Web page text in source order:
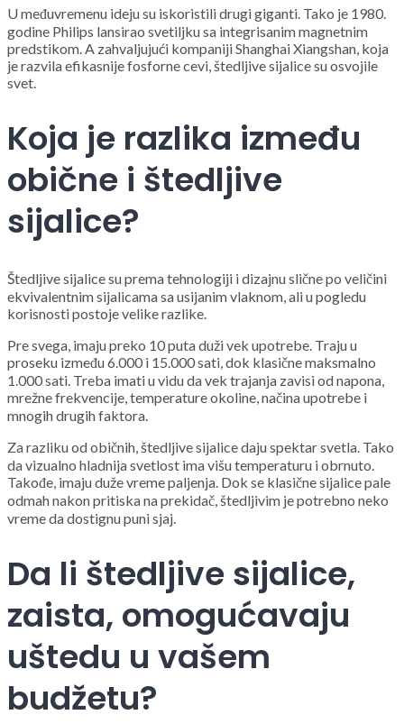
U međuvremenu ideju su iskoristili drugi giganti. Tako je 1980.
godine Philips lansirao svetiljku sa integrisanim magnetnim
predstikom. A zahvaljujući kompaniji Shanghai Xiangshan, koja
je razvila efikasnije fosforne cevi, štedljive sijalice su osvojile
svet.
Koja je razlika između
obične i štedljive
sijalice?
Štedljive sijalice su prema tehnologiji i dizajnu slične po veličini
ekvivalentnim sijalicama sa usijanim vlaknom, ali u pogledu
korisnosti postoje velike razlike.
Pre svega, imaju preko 10 puta duži vek upotrebe. Traju u
proseku između 6.000 i 15.000 sati, dok klasične maksmalno
1.000 sati. Treba imati u vidu da vek trajanja zavisi od napona,
mrežne frekvencije, temperature okoline, načina upotrebe i
mnogih drugih faktora.
Za razliku od običnih, štedljive sijalice daju spektar svetla. Tako
da vizualno hladnija svetlost ima višu temperaturu i obrnuto.
Takođe, imaju duže vreme paljenja. Dok se klasične sijalice pale
odmah nakon pritiska na prekidač, štedljivim je potrebno neko
vreme da dostignu puni sjaj.
Da li štedljive sijalice,
zaista, omogućavaju
uštedu u vašem
budžetu?